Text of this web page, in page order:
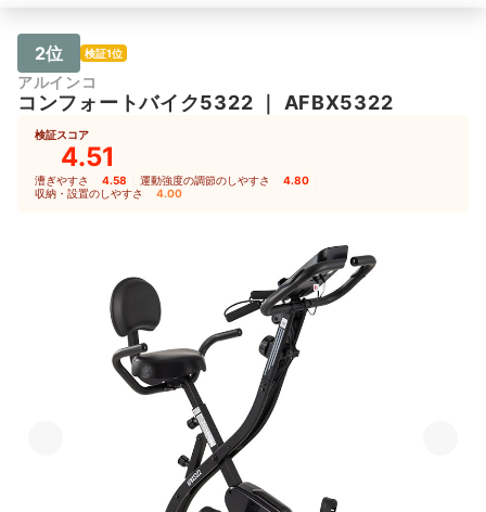
2位 検証1位
アルインコ
コンフォートバイク5322 ｜ AFBX5322
検証スコア
4.51
漕ぎやすさ 4.58 運動強度の調節のしやすさ 4.80
収納・設置のしやすさ 4.00